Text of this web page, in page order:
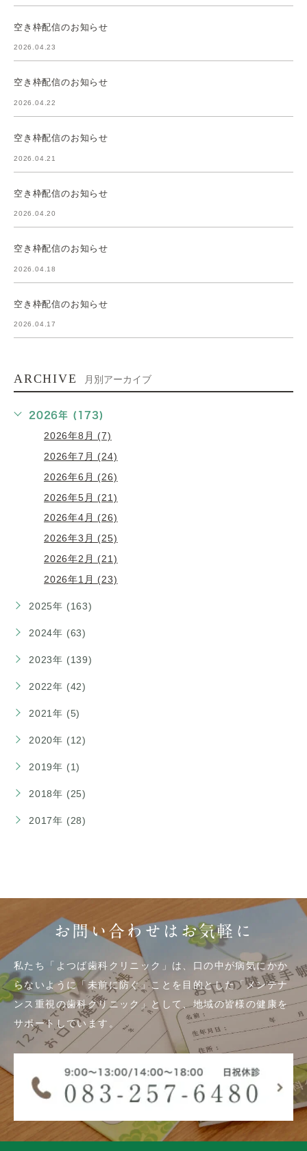
空き枠配信のお知らせ
2026.04.23
空き枠配信のお知らせ
2026.04.22
空き枠配信のお知らせ
2026.04.21
空き枠配信のお知らせ
2026.04.20
空き枠配信のお知らせ
2026.04.18
空き枠配信のお知らせ
2026.04.17
ARCHIVE 月別アーカイブ
2026年 (173)
2026年8月 (7)
2026年7月 (24)
2026年6月 (26)
2026年5月 (21)
2026年4月 (26)
2026年3月 (25)
2026年2月 (21)
2026年1月 (23)
2025年 (163)
2024年 (63)
2023年 (139)
2022年 (42)
2021年 (5)
2020年 (12)
2019年 (1)
2018年 (25)
2017年 (28)
お問い合わせはお気軽に
私たち「よつば歯科クリニック」は、口の中が病気にかか
らないように「未前に防ぐ」ことを目的とした「メンテナ
ンス重視の歯科クリニック」として、地域の皆様の健康を
サポートしています。